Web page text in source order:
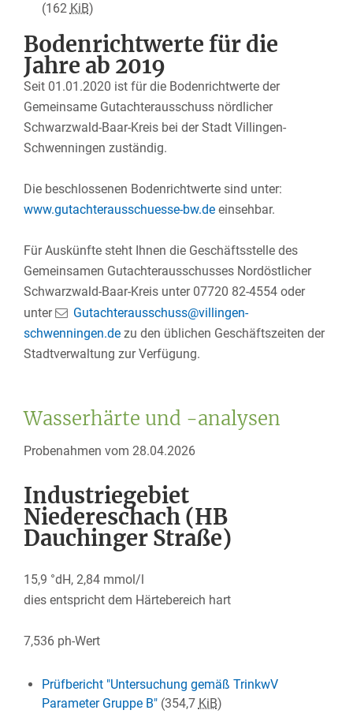
(162 KiB)
Bodenrichtwerte für die
Jahre ab 2019
Seit 01.01.2020 ist für die Bodenrichtwerte der
Gemeinsame Gutachterausschuss nördlicher
Schwarzwald-Baar-Kreis bei der Stadt Villingen-
Schwenningen zuständig.
Die beschlossenen Bodenrichtwerte sind unter:
www.gutachterausschuesse-bw.de einsehbar.
Für Auskünfte steht Ihnen die Geschäftsstelle des
Gemeinsamen Gutachterausschusses Nordöstlicher
Schwarzwald-Baar-Kreis unter 07720 82-4554 oder
unter
Gutachterausschuss@villingen-
schwenningen.de zu den üblichen Geschäftszeiten der
Stadtverwaltung zur Verfügung.
Wasserhärte und -analysen
Probenahmen vom 28.04.2026
Industriegebiet
Niedereschach (HB
Dauchinger Straße)
15,9 °dH, 2,84 mmol/l
dies entspricht dem Härtebereich hart
7,536 ph-Wert
Prüfbericht "Untersuchung gemäß TrinkwV
Parameter Gruppe B"(354,7 KiB)